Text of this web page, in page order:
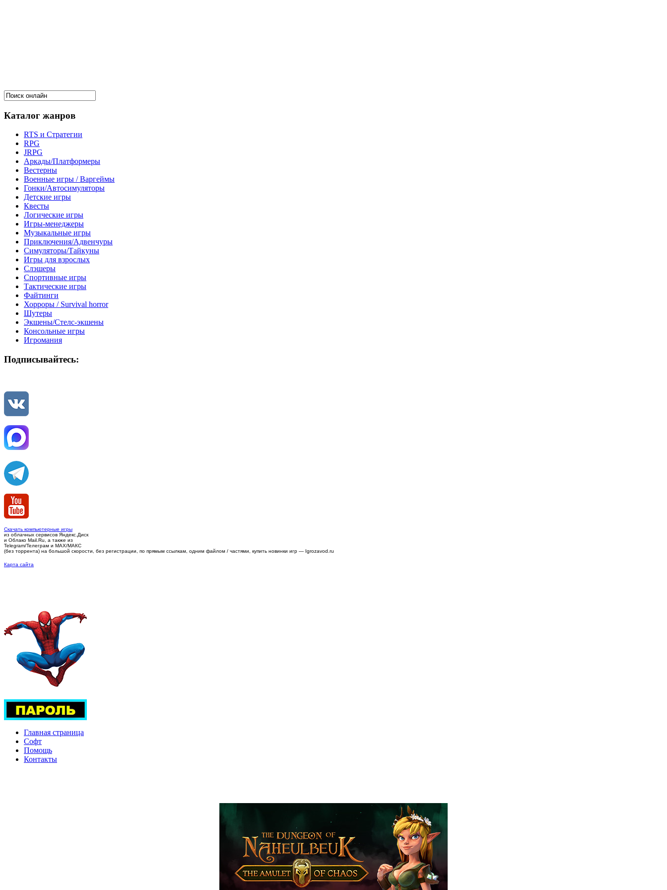
Каталог жанров
RTS и Стратегии
RPG
JRPG
Аркады/Платформеры
Вестерны
Военные игры / Варгеймы
Гонки/Автосимуляторы
Детские игры
Квесты
Логические игры
Игры-менеджеры
Музыкальные игры
Приключения/Адвенчуры
Симуляторы/Тайкуны
Игры для взрослых
Слэшеры
Спортивные игры
Тактические игры
Файтинги
Хорроры / Survival horror
Шутеры
Экшены/Стелс-экшены
Консольные игры
Игромания
Подписывайтесь:
Скачать компьютерные игры
из облачных сервисов Яндекс.Диск
и Облако Mail.Ru, а также из
Telegram/Телеграм и MAX/МАКС
(без торрента) на большой скорости, без регистрации, по прямым ссылкам, одним файлом / частями, купить новинки игр — Igrozavod.ru
Карта сайта
Главная страница
Софт
Помощь
Контакты